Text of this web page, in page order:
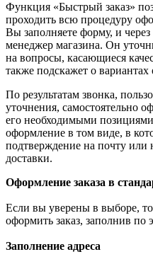
Функция «Быстрый заказ»
проходить всю процедуру
Вы заполняете форму, и
менеджер магазина. Он
на вопросы, касающиеся
также подскажет о
По результатам звонка,
уточнения, самостоятельно
его необходимыми
оформление в том виде, в
подтверждение на почту
доставки.
Оформление заказа в
Если вы уверены в выборе,
оформить заказ, заполнив по
Заполнение адреса